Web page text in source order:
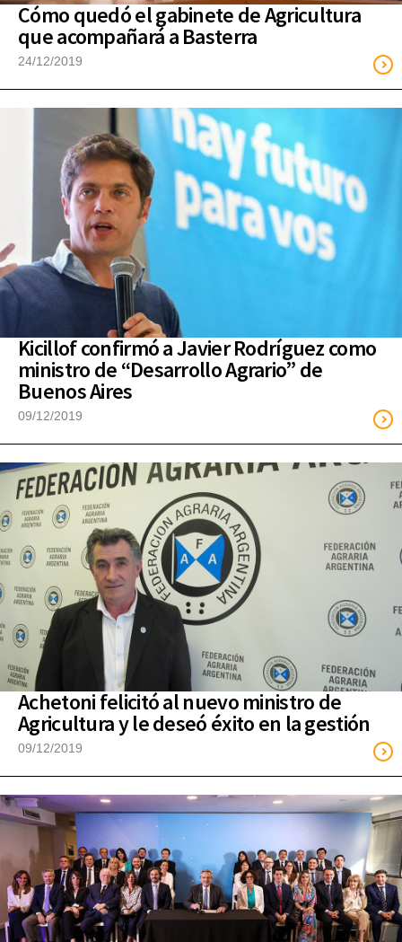
Cómo quedó el gabinete de Agricultura
que acompañará a Basterra
24/12/2019
Kicillof confirmó a Javier Rodríguez como
ministro de “Desarrollo Agrario” de
Buenos Aires
09/12/2019
Achetoni felicitó al nuevo ministro de
Agricultura y le deseó éxito en la gestión
09/12/2019